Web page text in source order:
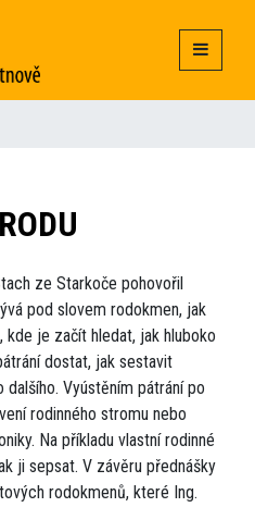
ze Starkoče pohovořil
pod slovem rodokmen, jak
je začít hledat, jak hluboko
dostat, jak sestavit
Vyústěním pátrání po
rodinného stromu nebo
Na příkladu vlastní rodinné
ji sepsat. V závěru přednášky
rodokmenů, které Ing.